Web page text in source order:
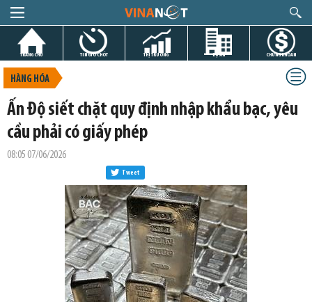
TRANG CHỦ TIN GIỜ CHÓT THỊ TRƯỜNG DỰ ÁN CHỨNG KHOÁN
HÀNG HÓA
Ấn Độ siết chặt quy định nhập khẩu bạc, yêu
cầu phải có giấy phép
08:05 07/06/2026
Tweet